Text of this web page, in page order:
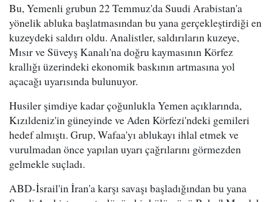
Bu, Yemenli grubun 22 Temmuz'da Suudi Arabistan'a
yönelik abluka başlatmasından bu yana gerçekleştirdiği en
kuzeydeki saldırı oldu. Analistler, saldırıların kuzeye,
Mısır ve Süveyş Kanalı'na doğru kaymasının Körfez
krallığı üzerindeki ekonomik baskının artmasına yol
açacağı uyarısında bulunuyor.
Husiler şimdiye kadar çoğunlukla Yemen açıklarında,
Kızıldeniz'in güneyinde ve Aden Körfezi'ndeki gemileri
hedef almıştı. Grup, Wafaa'yı ablukayı ihlal etmek ve
vurulmadan önce yapılan uyarı çağrılarını görmezden
gelmekle suçladı.
ABD-İsrail'in İran'a karşı savaşı başladığından bu yana